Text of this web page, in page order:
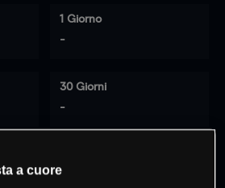
1 Giorno
-
30 Giorni
-
posizioni
a cuore